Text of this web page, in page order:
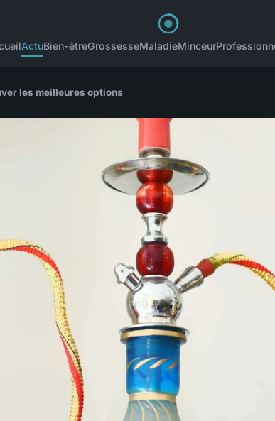
ActuBien-êtreGrossesseMaladieMinceur
les meilleures options